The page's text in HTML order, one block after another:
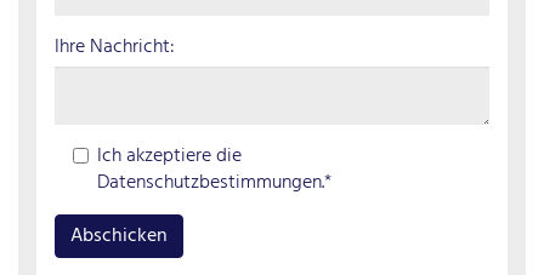
Ihre Nachricht:
Ich akzeptiere die
Datenschutzbestimmungen.*